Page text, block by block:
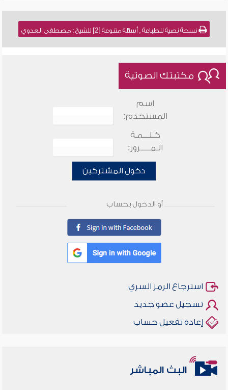
نسخة نصية للطباعة , أسئلة متنوعة [2] للشيخ : مصطفى العدوي
مكتبتك الصوتية
اسم
المستخدم:
كـلـــمـة
الـمـــــرور:
دخول المشتركين
أو الدخول بحساب
استرجاع الرمز السري
تسجيل عضو جديد
إعادة تفعيل حساب
البث المباشر